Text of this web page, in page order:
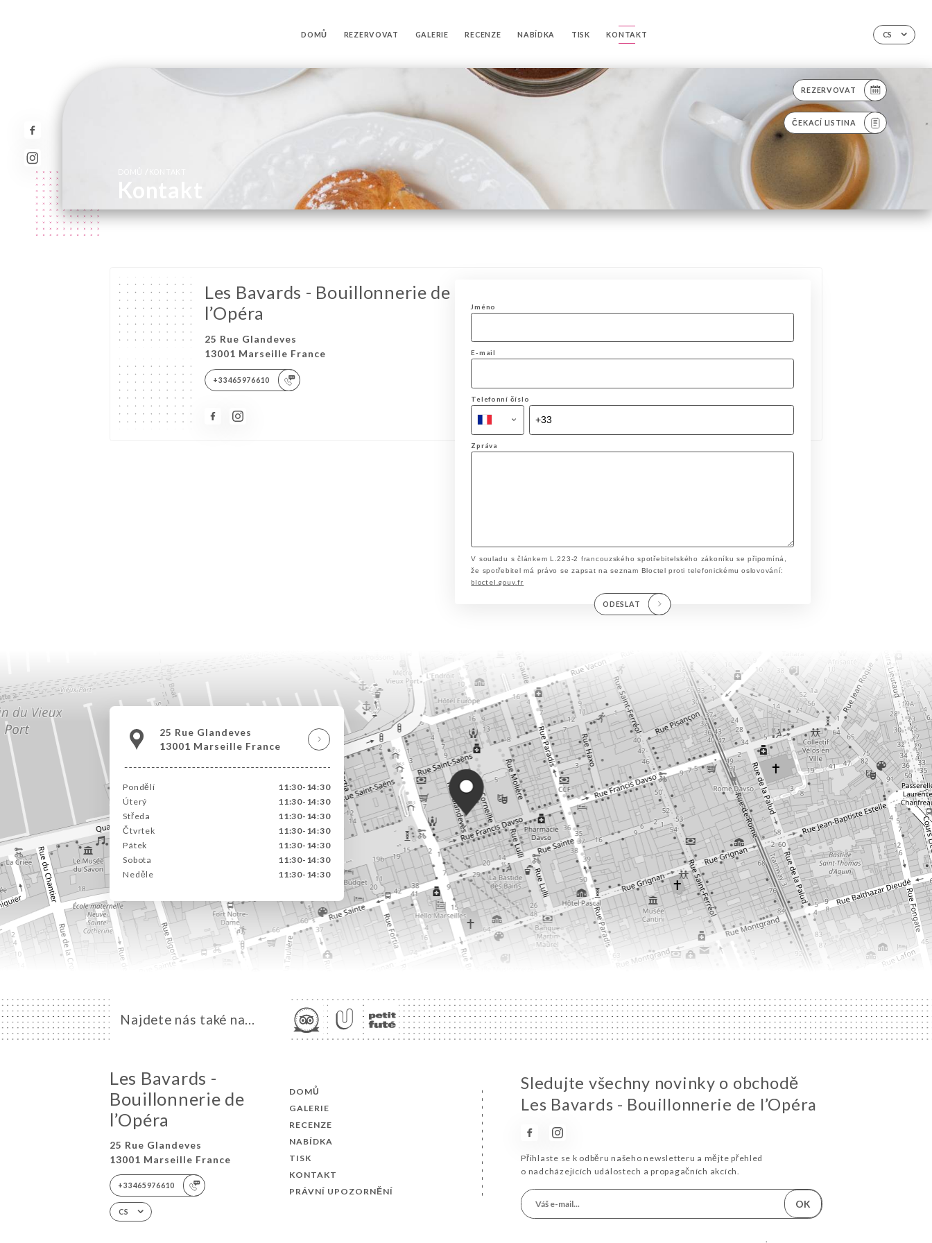
CS
DOMŮ REZERVOVAT GALERIE RECENZE NABÍDKA TISK KONTAKT
REZERVOVAT
ČEKACÍ LISTINA
Kontakt
Les Bavards - Bouillonnerie de
l’Opéra
25 Rue Glandeves
13001 Marseille France
+33465976610
Jméno
E-mail
Telefonní číslo
Zpráva
V souladu s článkem L.223-2 francouzského spotřebitelského zákoníku se připomíná,
že spotřebitel má právo se zapsat na seznam Bloctel proti telefonickému oslovování:
bloctel.gouv.fr
ODESLAT
25 Rue Glandeves
13001 Marseille France
Pondělí
11:30-14:30
Úterý
11:30-14:30
Středa
11:30-14:30
Čtvrtek
11:30-14:30
Pátek
11:30-14:30
Sobota
11:30-14:30
Neděle
11:30-14:30
Najdete nás také na...
Les Bavards -
Bouillonnerie de
l’Opéra
25 Rue Glandeves
13001 Marseille France
+33465976610
CS
DOMŮ
GALERIE
RECENZE
NABÍDKA
TISK
KONTAKT
PRÁVNÍ UPOZORNĚNÍ
Sledujte všechny novinky o obchodě
Les Bavards - Bouillonnerie de l’Opéra
Přihlaste se k odběru našeho newsletteru a mějte přehled
o nadcházejících událostech a propagačních akcích.
OK